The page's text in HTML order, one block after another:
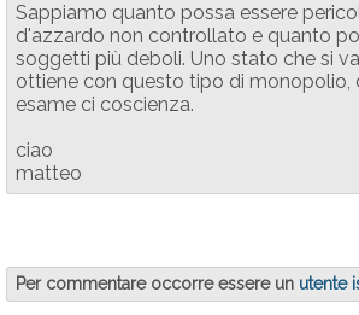
Sappiamo quanto possa essere
d'azzardo non controllato e quanto
soggetti più deboli. Uno stato che si
ottiene con questo tipo di monopolio,
esame ci coscienza.
ciao
matteo
Per commentare occorre essere un utente